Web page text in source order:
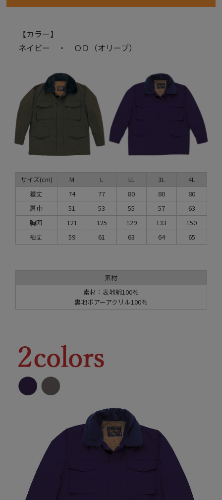
【カラー】
ネイビー ・ ＯＤ（オリーブ）
サイズ(cm) M L LL 3L
4L
着丈
74 77 80 80
80
肩巾
51 53 55 57
63
胸囲
121 125 129 133
150
袖丈
59 61 63 64 65
素材
素材：表地綿100％
裏地ボアーアクリル100％